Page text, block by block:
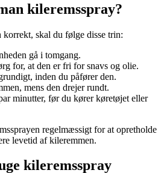
kileremsspray?
korrekt, skal du følge disse trin:
gå i tomgang.
for, at den er fri for snavs og olie.
inden du påfører den.
mens den drejer rundt.
minutter, før du kører køretøjet eller
regelmæssigt for at opretholde
levetid af kileremmen.
kileremsspray